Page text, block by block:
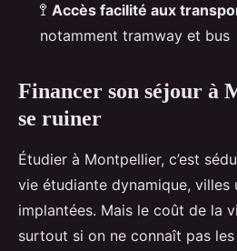
🚏 Accès facilité aux
notamment tramway et bus
Financer son séjour à
se ruiner
Étudier à Montpellier, c’est
vie étudiante dynamique, villes
implantées. Mais le coût de la
surtout si on ne connaît pas les